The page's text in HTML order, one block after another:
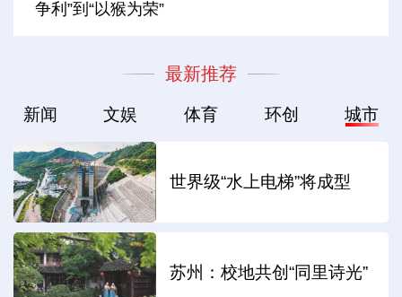
争利”到“以猴为荣”
最新推荐
新闻 文娱 体育 环创 城市
世界级“水上电梯”将成型
苏州：校地共创“同里诗光”